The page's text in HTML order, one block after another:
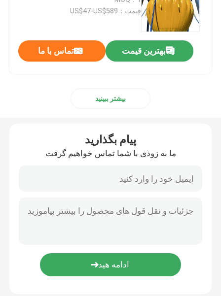
کیسه هوای پرتاب کشتی
بادکنک پرتابی کشتی
لوله های نجات بادکنک
غلتک ایربگ
کوله های هوایی پرتابی سنگین
کشتی پرتاب کیسه هوا
قیمت：US$47-US$589
بهترین قیمت تماس با ما
بیشتر ببینید
پیام بگذارید
ما به زودی با شما تماس خواهیم گرفت